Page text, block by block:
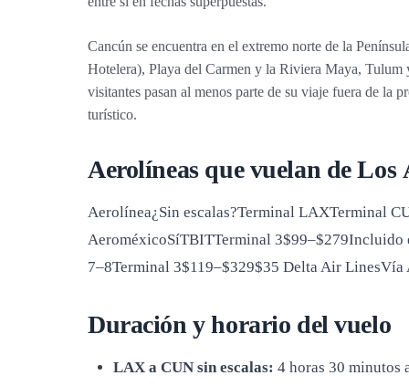
Cancún se encuentra en el extremo norte de la
Hotelera), Playa del Carmen y la Riviera Maya, Tulum
visitantes pasan al menos parte de su viaje fuera de la
turístico.
Aerolíneas que vuelan de Los
Aerolínea¿Sin escalas?Terminal LAXTerminal
AeroméxicoSíTBITTerminal 3$99–$279Incluido
7–8Terminal 3$119–$329$35 Delta Air
Duración y horario del vuelo
LAX a CUN sin escalas: 4 horas 30 minutos